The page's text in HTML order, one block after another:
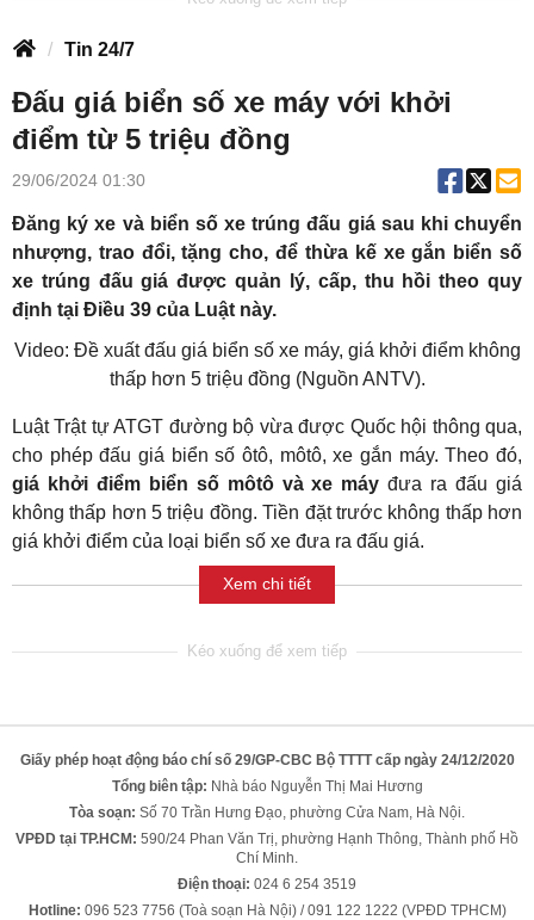
Tin 24/7
Đấu giá biển số xe máy với khởi
điểm từ 5 triệu đồng
29/06/2024 01:30
Đăng ký xe và biển số xe trúng đấu giá sau khi chuyển
nhượng, trao đổi, tặng cho, để thừa kế xe gắn biển số
xe trúng đấu giá được quản lý, cấp, thu hồi theo quy
định tại Điều 39 của Luật này.
Video: Đề xuất đấu giá biển số xe máy, giá khởi điểm không
thấp hơn 5 triệu đồng (Nguồn ANTV).
Luật Trật tự ATGT đường bộ vừa được Quốc hội thông qua,
cho phép đấu giá biển số ôtô, môtô, xe gắn máy. Theo đó,
giá khởi điểm biển số môtô và xe máy đưa ra đấu giá
không thấp hơn 5 triệu đồng. Tiền đặt trước không thấp hơn
giá khởi điểm của loại biển số xe đưa ra đấu giá.
Xem chi tiết
Giấy phép hoạt động báo chí số 29/GP-CBC Bộ TTTT cấp ngày 24/12/2020
Tổng biên tập: Nhà báo Nguyễn Thị Mai Hương
Tòa soạn: Số 70 Trần Hưng Đạo, phường Cửa Nam, Hà Nội.
VPĐD tại TP.HCM: 590/24 Phan Văn Trị, phường Hạnh Thông, Thành phố Hồ
Chí Minh.
Điện thoại: 024 6 254 3519
Hotline: 096 523 7756 (Toà soạn Hà Nội) / 091 122 1222 (VPĐD TPHCM)